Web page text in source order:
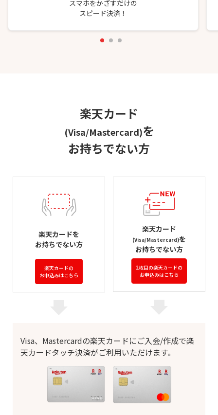
スマホをかざすだけの
スピード決済！
楽天カード
(Visa/Mastercard)を
お持ちでない方
楽天カードを
お持ちでない方
楽天カードの
お申込みはこちら
楽天カード
(Visa/Mastercard)を
お持ちでない方
2枚目の楽天カードの
お申込みはこちら
Visa、Mastercardの楽天カードにご入会/作成で楽
天カードタッチ決済がご利用いただけます。